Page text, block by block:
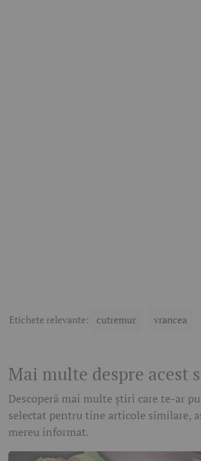
Etichete relevante: cutremur vrancea
Mai multe despre acest
Descoperă mai multe știri care te-ar
selectat pentru tine articole similare,
mereu informat.